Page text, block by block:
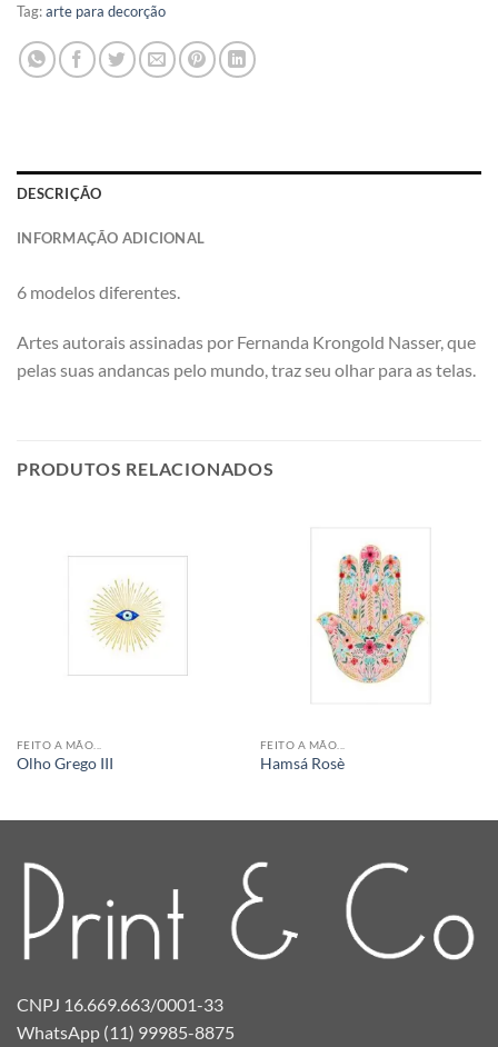
Tag:arte para decorção
DESCRIÇÃO
INFORMAÇÃO ADICIONAL
6 modelos diferentes.
Artes autorais assinadas por Fernanda Krongold Nasser, que
pelas suas andancas pelo mundo, traz seu olhar para as telas.
PRODUTOS RELACIONADOS
FEITO A MÃO...
Olho Grego III
FEITO A MÃO...
Hamsá Rosè
CNPJ 16.669.663/0001-33
WhatsApp (11) 99985-8875